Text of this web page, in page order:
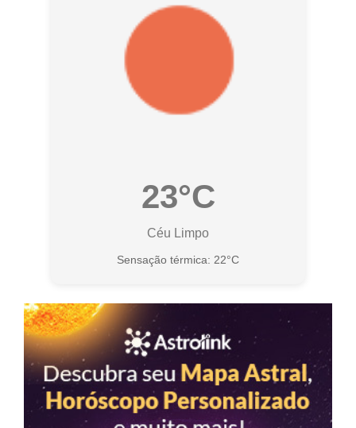
23°C
Céu Limpo
Sensação térmica: 22°C